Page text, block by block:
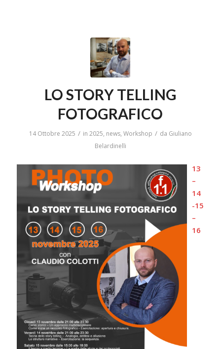
LO STORY TELLING
FOTOGRAFICO
14 Ottobre 2025 / in 2025, news, Workshop / da Giuliano
Belardinelli
13
–
14
-15
–
16